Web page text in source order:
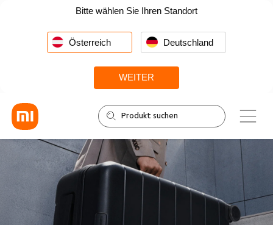
Bitte wählen Sie Ihren Standort
Österreich Deutschland
WEITER